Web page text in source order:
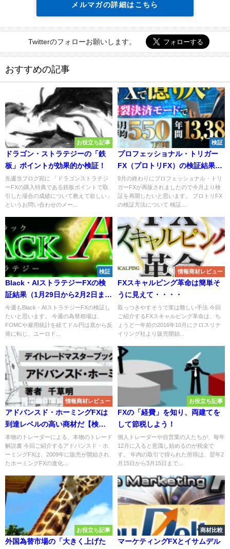
メルマガの詳細はこちら
Twitterのフォローお願いします。
おすすめの記事
お役立ち記事
ドラゴン・ストラテジーの「鉄
板」ポイントが効果的か検証！
先週当ブログ宛に 「ドラゴンストラテジ
ーFXの購入特典である鉄板ポイントで取
引した場合の成績について教えて欲しい」
というお問い合わせのメー...
検証
プロフェッショナル・トリガー
FX（プロトリFX）の検証結果
（2018年11月分）
9月の終わりにプロフェッショナル・トリ
ガーFXが再販されましたので今月より検
証を再開したいと思います。 プロトリFX
の検証方法について 検証...
検証
Black・AIストラテジーFXの検
証結果（1月29日から2月2日ま
で）
今週もBlack・AIストラテジーFXの検証し
たいと思います。 今週の為替相場は、
FOMCや雇用統計を経てドル円は底から反
発に転じ、ユーロド...
情報商材レビュー
FXスキャルピング革命は簡単そ
うに見えて・・・・
取っつきやすそうで実は難しい手法 今回
ご紹介するFXスキャルピング革命は、ち
ょうど一年前の2016年10月にクロスリテ
イリング社より販売開始...
情報商材レビュー
アドバンスド・ホーミングFXは
到達レベルの高い商材だ【検証
とレビュー】
本物のトレーダーによる、本物のトレード
解説書 今回ご紹介するアドバンスド・ホ
ーミングFXは、2009年に販売が開始され
たホーミングFXの進化...
お役立ち記事
FXの「経費」を知り、両建てを
して節税しよう！
個人トレーダーや自営業の人たちが、毎年
12月に入ると意識し始めるのが税金で
す。 年内の取引で得られた所得は、翌年2
月15日から3月15日まで...
お役立ち記事
外国為替市場の「大きく上げた
商材比較
マーケティングFXとイサムデル